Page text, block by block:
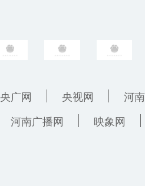
央广网 央视网
河
河南广播网 映象网